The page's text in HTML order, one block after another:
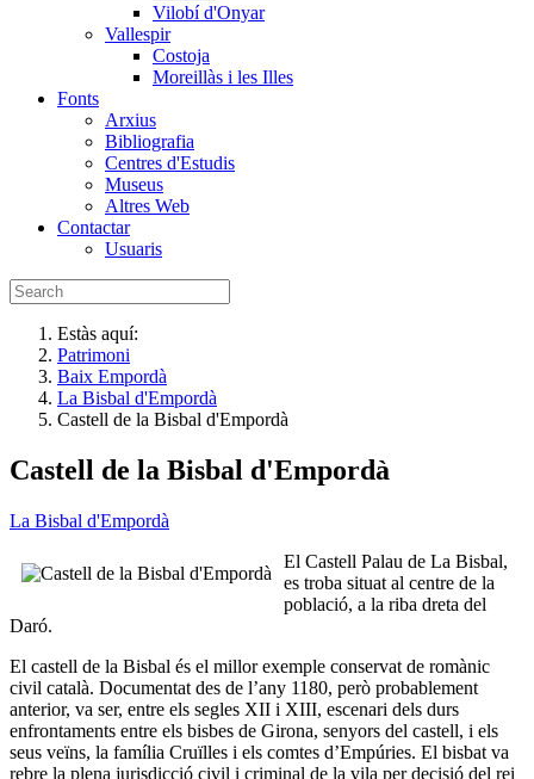
Vilobí d'Onyar
Vallespir
Costoja
Moreillàs i les Illes
Fonts
Arxius
Bibliografia
Centres d'Estudis
Museus
Altres Web
Contactar
Usuaris
Estàs aquí:
Patrimoni
Baix Empordà
La Bisbal d'Empordà
Castell de la Bisbal d'Empordà
Castell de la Bisbal d'Empordà
La Bisbal d'Empordà
El Castell Palau de La Bisbal,
es troba situat al centre de la
població, a la riba dreta del
Daró.
El castell de la Bisbal és el millor exemple conservat de romànic
civil català. Documentat des de l’any 1180, però probablement
anterior, va ser, entre els segles XII i XIII, escenari dels durs
enfrontaments entre els bisbes de Girona, senyors del castell, i els
seus veïns, la família Cruïlles i els comtes d’Empúries. El bisbat va
rebre la plena jurisdicció civil i criminal de la vila per decisió del rei